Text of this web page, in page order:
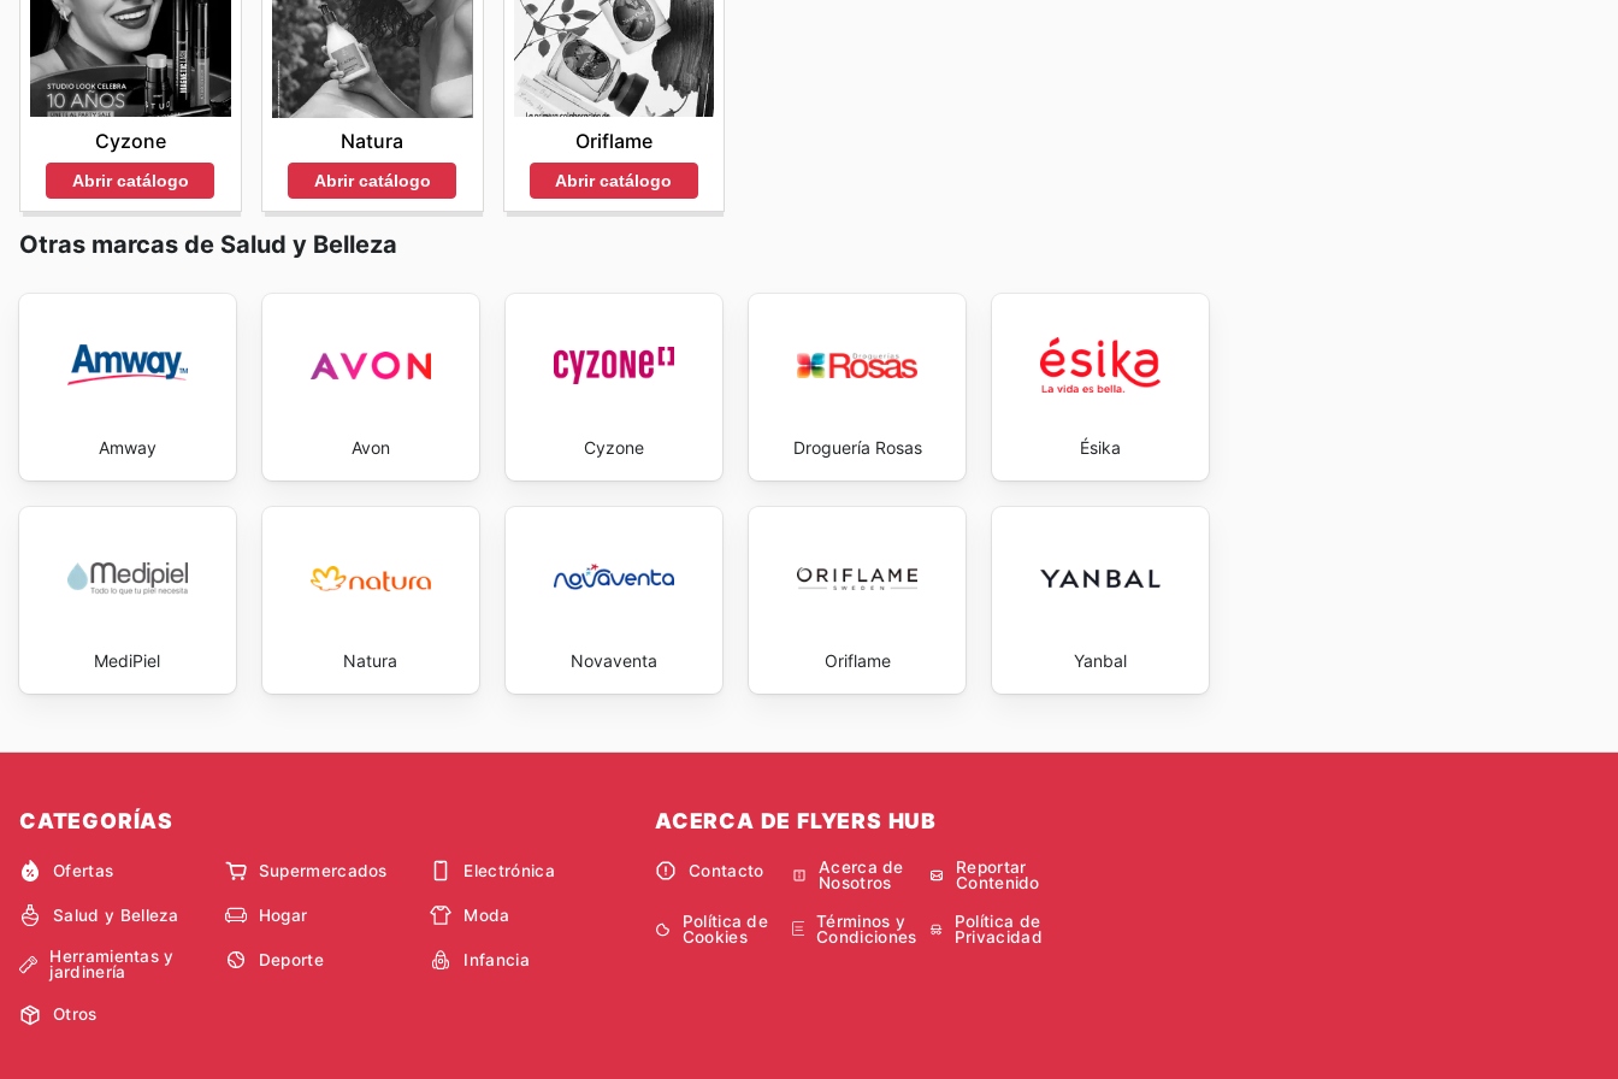
quizás no habrían considerado de otra manera. La comunidad de Blush-Bar en Colombia valora la transparencia y la
accesibilidad de sus promociones, lo que fomenta una relación de confianza y lealtad a largo plazo. Cada visita al sitio
web es una invitación a descubrir un universo de belleza a precios accesibles, reforzando el compromiso de Blush-Bar
con sus clientes. Stay up to date with Blush-Bar's weekly ads and enjoy exclusive savings every day.
Cyzone
Abrir catálogo
Natura
Abrir catálogo
Oriflame
Abrir catálogo
Otras marcas de Salud y Belleza
Amway Avon Cyzone Droguería Rosas Ésika
MediPiel Natura Novaventa Oriflame Yanbal
CATEGORÍAS
Ofertas Supermercados Electrónica
Salud y Belleza Hogar Moda
Herramientas y
jardinería
Deporte Infancia
Otros
ACERCA DE FLYERS HUB
Contacto
Acerca de
Nosotros
Reportar
Contenido
Política de
Cookies
Términos y
Condiciones
Política de
Privacidad